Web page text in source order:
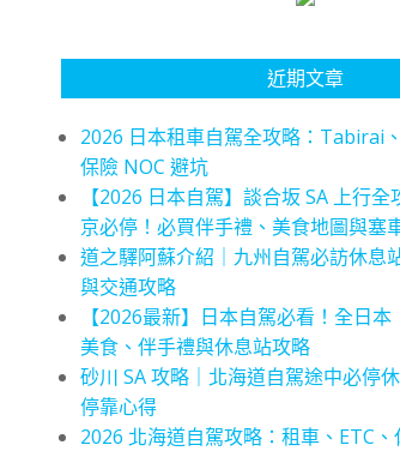
近期文章
2026 日本租車自駕全攻略：Tabirai
保險 NOC 避坑
【2026 日本自駕】談合坂 SA 上行
京必停！必買伴手禮、美食地圖與塞
道之驛阿蘇介紹｜九州自駕必訪休息
與交通攻略
【2026最新】日本自駕必看！全日本
美食、伴手禮與休息站攻略
砂川 SA 攻略｜北海道自駕途中必停
停靠心得
2026 北海道自駕攻略：租車、ETC